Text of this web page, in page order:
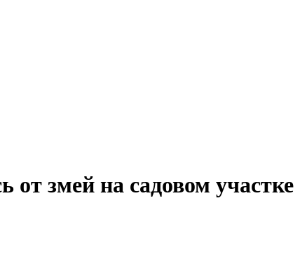
от змей на садовом участке